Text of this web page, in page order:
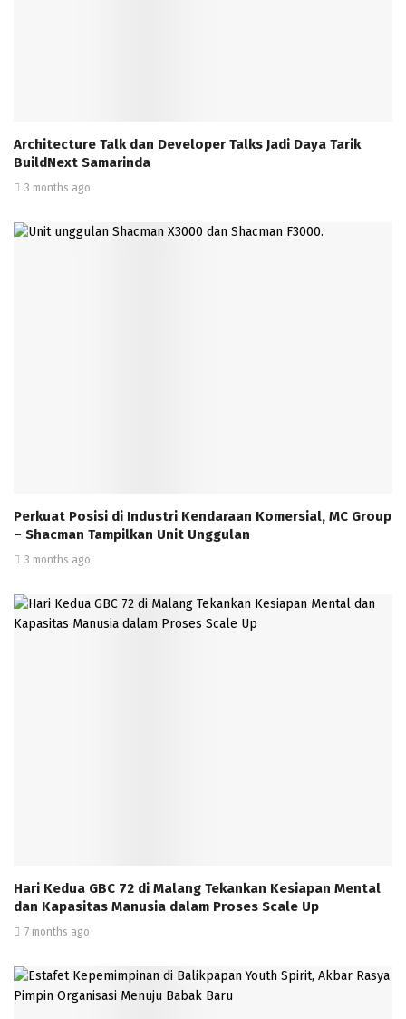
Architecture Talk dan Developer Talks Jadi Daya Tarik
BuildNext Samarinda
3 months ago
Perkuat Posisi di Industri Kendaraan Komersial, MC Group
– Shacman Tampilkan Unit Unggulan
3 months ago
Hari Kedua GBC 72 di Malang Tekankan Kesiapan Mental
dan Kapasitas Manusia dalam Proses Scale Up
7 months ago